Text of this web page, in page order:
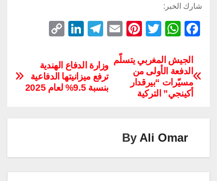
شارك الخبر:
F
c
e
b
k
W
at
s
A
T
tt
er
Pi
er
E
ail
T
e
gr
a
Li
k
e
dI
p
y
Li
وزارة الدفاع الهندية
ترفع ميزانيتها الدفاعية
بنسبة 9.5% لعام 2025
الجيش المغربي يتسلّم
الدفعة الأولى من
مسيّرات “بيرقدار
أكينجي” التركية
By Ali Omar